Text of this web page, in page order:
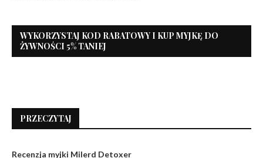
WYKORZYSTAJ KOD RABATOWY I KUP MYJKĘ DO
ŻYWNOŚCI 5% TANIEJ
PRZECZYTAJ
Recenzja myjki Milerd Detoxer